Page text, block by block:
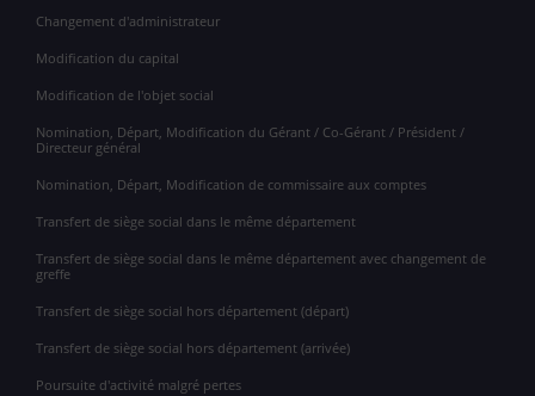
Changement d'administrateur
Modification du capital
Modification de l'objet social
Nomination, Départ, Modification du Gérant / Co-Gérant / Président /
Directeur général
Nomination, Départ, Modification de commissaire aux comptes
Transfert de siège social dans le même département
Transfert de siège social dans le même département avec changement de
greffe
Transfert de siège social hors département (départ)
Transfert de siège social hors département (arrivée)
Poursuite d'activité malgré pertes